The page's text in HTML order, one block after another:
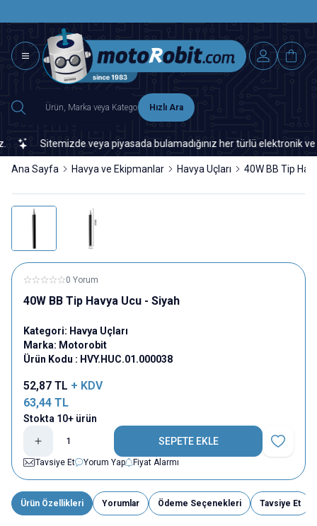
Hızlı Ara
Sitemizde veya piyasada bulamadığınız her türlü elektronik ve
Ana Sayfa Havya ve Ekipmanlar Havya Uçları 40W BB Tip
0 Yorum
40W BB Tip Havya Ucu - Siyah
Kategori: Havya Uçları
Marka: Motorobit
Ürün Kodu : HVY.HUC.01.000038
52,87 TL + KDV
63,44 TL
Stokta 10+ ürün
SEPETE EKLE
Favoriye
Tavsiye Et
Yorum Yap Fiyat Alarmı
Ürün Özellikleri Yorumlar Ödeme Seçenekleri Tavsiye Et